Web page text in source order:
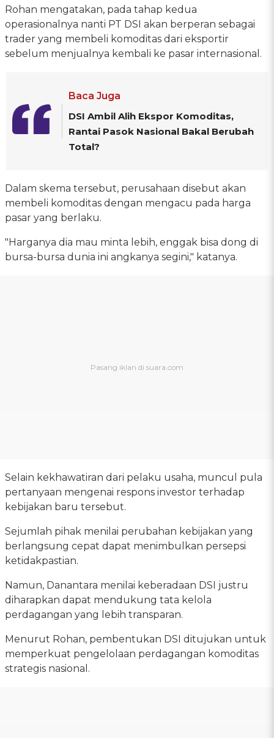
Rohan mengatakan, pada tahap kedua
operasionalnya nanti PT DSI akan berperan sebagai
trader yang membeli komoditas dari eksportir
sebelum menjualnya kembali ke pasar internasional.
Baca Juga
DSI Ambil Alih Ekspor Komoditas,
Rantai Pasok Nasional Bakal Berubah
Total?
Dalam skema tersebut, perusahaan disebut akan
membeli komoditas dengan mengacu pada harga
pasar yang berlaku.
"Harganya dia mau minta lebih, enggak bisa dong di
bursa-bursa dunia ini angkanya segini," katanya.
Selain kekhawatiran dari pelaku usaha, muncul pula
pertanyaan mengenai respons investor terhadap
kebijakan baru tersebut.
Sejumlah pihak menilai perubahan kebijakan yang
berlangsung cepat dapat menimbulkan persepsi
ketidakpastian.
Namun, Danantara menilai keberadaan DSI justru
diharapkan dapat mendukung tata kelola
perdagangan yang lebih transparan.
Menurut Rohan, pembentukan DSI ditujukan untuk
memperkuat pengelolaan perdagangan komoditas
strategis nasional.